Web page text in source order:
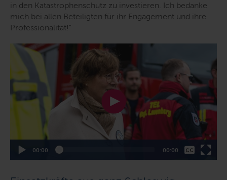
in den Katastrophenschutz zu investieren. Ich bedanke
mich bei allen Beteiligten für ihr Engagement und ihre
Professionalität!"
Aktueller
Zeitpunkt
00:00 Gesamtlaufzeit
00:00
Keine
Deutsch